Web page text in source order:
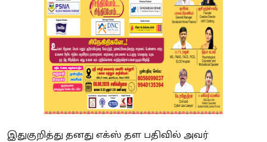
இதுகுறித்து தனது எக்ஸ் தள பதிவில் அவர்